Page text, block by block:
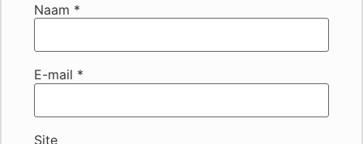
Naam *
E-mail *
Site